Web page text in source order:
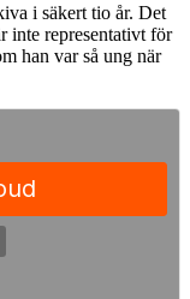
i säkert tio år. Det
inte representativt för
han var så ung när